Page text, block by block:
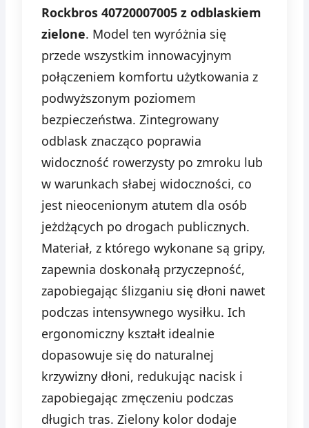
Rockbros 40720007005 z odblaskiem
zielone. Model ten wyróżnia się
przede wszystkim innowacyjnym
połączeniem komfortu użytkowania z
podwyższonym poziomem
bezpieczeństwa. Zintegrowany
odblask znacząco poprawia
widoczność rowerzysty po zmroku lub
w warunkach słabej widoczności, co
jest nieocenionym atutem dla osób
jeżdżących po drogach publicznych.
Materiał, z którego wykonane są gripy,
zapewnia doskonałą przyczepność,
zapobiegając ślizganiu się dłoni nawet
podczas intensywnego wysiłku. Ich
ergonomiczny kształt idealnie
dopasowuje się do naturalnej
krzywizny dłoni, redukując nacisk i
zapobiegając zmęczeniu podczas
długich tras. Zielony kolor dodaje